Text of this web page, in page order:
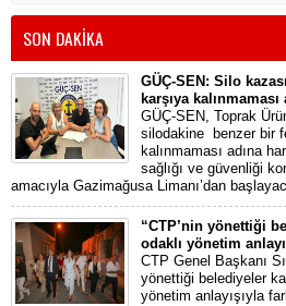
SON DAKİKA
GÜÇ-SEN: Silo
karşıya
GÜÇ-SEN, Toprak
silodakine benzer bir
kalınmaması adına
sağlığı ve güvenliği
amacıyla Gazimağusa Limanı’dan
“CTP’nin yönettiği
odaklı yönetim
CTP Genel Başkanı
yönettiği belediyeler
yönetim anlayışıyla